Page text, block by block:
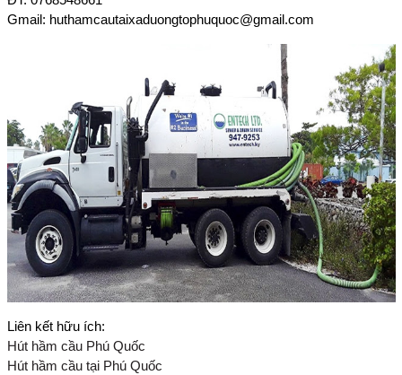
Gmail: huthamcautaixaduongtophuquoc@gmail.com
Liên kết hữu ích:
Hút hầm cầu Phú Quốc
Hút hầm cầu tại Phú Quốc